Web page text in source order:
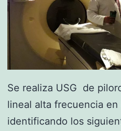
Se realiza USG de
lineal alta frecuencia en
identificando los